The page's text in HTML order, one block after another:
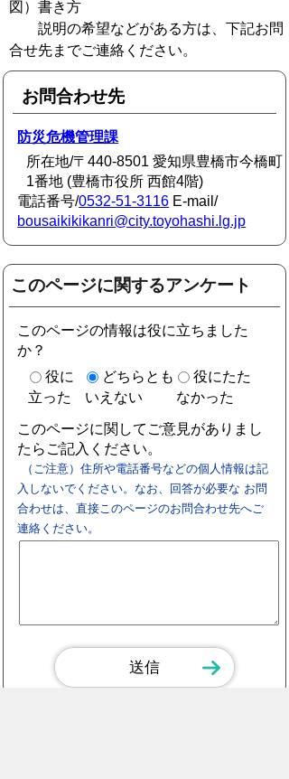
図）書き方
説明の希望などがある方は、下記お問
合せ先までご連絡ください。
お問合わせ先
防災危機管理課
所在地/〒440-8501 愛知県豊橋市今橋町
1番地 (豊橋市役所 西館4階)
電話番号/0532-51-3116 E-mail/
bousaikikikanri@city.toyohashi.lg.jp
このページに関するアンケート
このページの情報は役に立ちました
か？
役に
立った
どちらとも
いえない
役にたた
なかった
このページに関してご意見がありまし
たらご記入ください。
（ご注意）住所や電話番号などの個人情報は記
入しないでください。なお、回答が必要な お問
合わせは、直接このページのお問合わせ先へご
連絡ください。